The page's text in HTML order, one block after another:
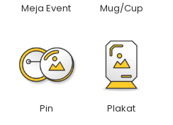
Meja Event Mug/Cup
Pin Plakat